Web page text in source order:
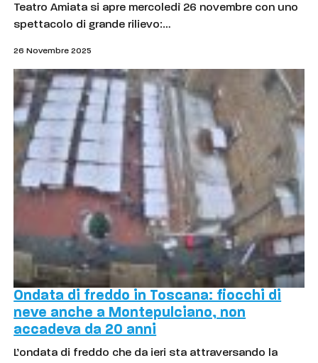
Teatro Amiata si apre mercoledì 26 novembre con uno
spettacolo di grande rilievo:…
26 Novembre 2025
Ondata di freddo in Toscana: fiocchi di
neve anche a Montepulciano, non
accadeva da 20 anni
L’ondata di freddo che da ieri sta attraversando la